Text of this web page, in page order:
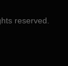
reserved.